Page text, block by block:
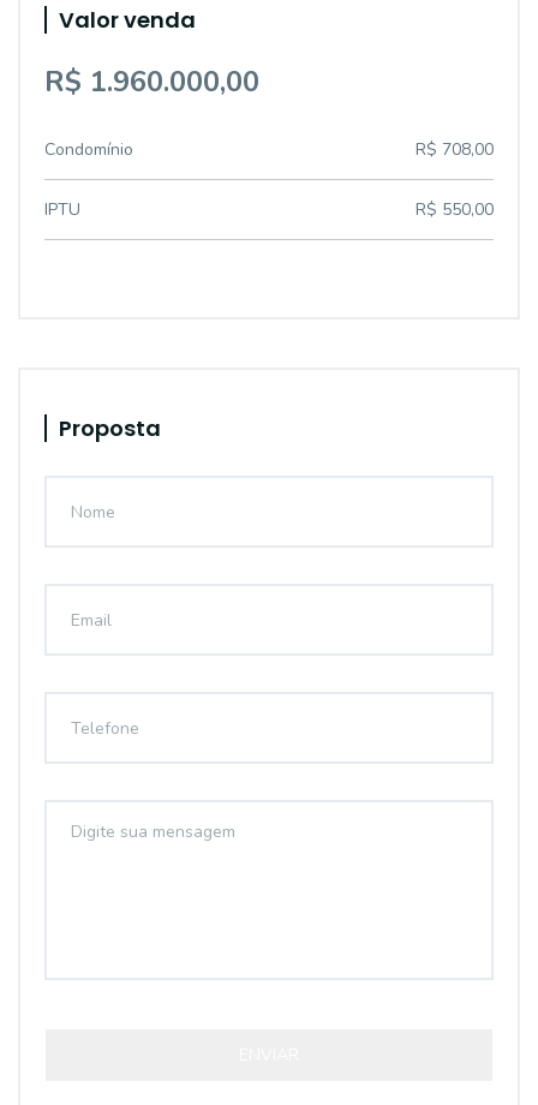
Valor venda
R$ 1.960.000,00
Condomínio R$ 708,00
IPTU R$ 550,00
Proposta